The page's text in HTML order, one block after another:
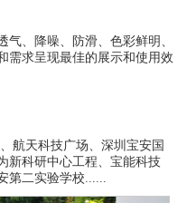
、降噪、防滑、色彩鲜明、
需求呈现最佳的展示和使用效
航天科技广场、深圳宝安国
新科研中心工程、宝能科技
第二实验学校......